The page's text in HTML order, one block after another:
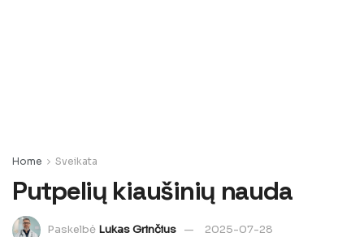
Home Sveikata
Putpelių kiaušinių nauda
Paskelbė Lukas Grinčius 2025-07-28